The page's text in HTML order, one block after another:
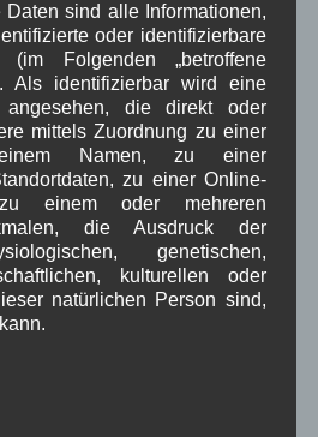
Daten sind alle Informationen,
oder identifizierbare
(im Folgenden „betroffene
Als identifizierbar wird eine
angesehen, die direkt oder
mittels Zuordnung zu einer
Namen, zu einer
zu einer Online-
einem oder mehreren
die Ausdruck der
genetischen,
kulturellen oder
natürlichen Person sind,